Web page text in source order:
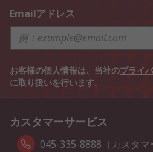
Emailアドレス
お客様の個人情報は、当社のプライ
に取り扱いを行います。
カスタマーサービス
045-335-8888（カスタマ